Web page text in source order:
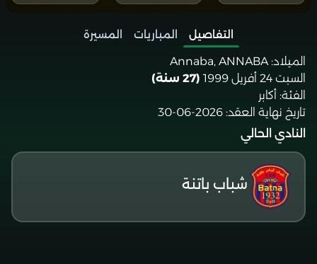
التفاصيل المباريات
المسيرة
الميلاد: Annaba, ANNABA
السبت 24 أفريل 1999
(27 سنة)
الفئة: أكابر
تاريخ نهاية العقد: 2026-06-30
النادي الحالي
شباب باتنة